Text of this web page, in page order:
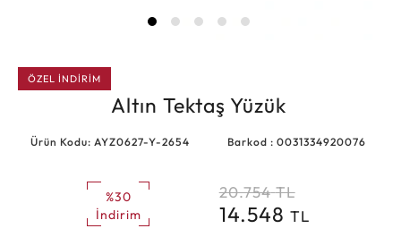
ÖZEL İNDİRİM
Altın Tektaş Yüzük
Ürün Kodu: AYZ0627-Y-2654 Barkod : 0031334920076
%30
İndirim
20.754 TL
14.548 TL